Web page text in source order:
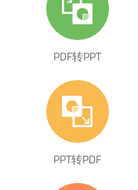
PDF转PPT
PPT转PDF